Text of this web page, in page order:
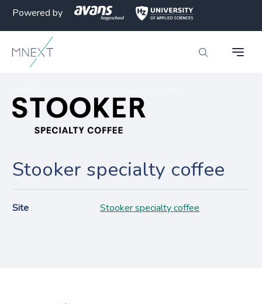
Powered by
Stooker specialty coffee
Site Stooker specialty coffee